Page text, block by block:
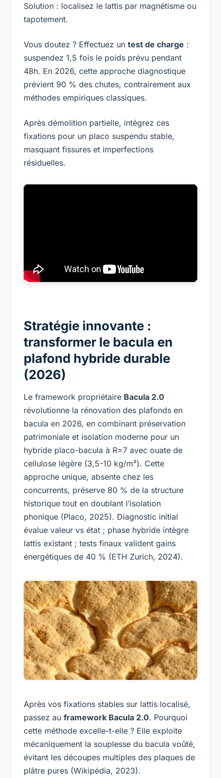
Solution : localisez le lattis par magnétisme ou
tapotement.
Vous doutez ? Effectuez un test de charge :
suspendez 1,5 fois le poids prévu pendant
48h. En 2026, cette approche diagnostique
prévient 90 % des chutes, contrairement aux
méthodes empiriques classiques.
Après démolition partielle, intégrez ces
fixations pour un placo suspendu stable,
masquant fissures et imperfections
résiduelles.
Stratégie innovante :
transformer le bacula en
plafond hybride durable
(2026)
Le framework propriétaire Bacula 2.0
révolutionne la rénovation des plafonds en
bacula en 2026, en combinant préservation
patrimoniale et isolation moderne pour un
hybride placo-bacula à R=7 avec ouate de
cellulose légère (3,5-10 kg/m²). Cette
approche unique, absente chez les
concurrents, préserve 80 % de la structure
historique tout en doublant l’isolation
phonique (Placo, 2025). Diagnostic initial
évalue valeur vs état ; phase hybride intègre
lattis existant ; tests finaux valident gains
énergétiques de 40 % (ETH Zurich, 2024).
Après vos fixations stables sur lattis localisé,
passez au framework Bacula 2.0. Pourquoi
cette méthode excelle-t-elle ? Elle exploite
mécaniquement la souplesse du bacula voûté,
évitant les découpes multiples des plaques de
plâtre pures (Wikipédia, 2023).